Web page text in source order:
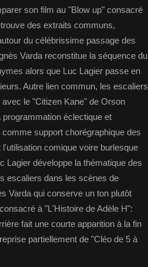
son film au "Blow up" consacré
des extraits communs,
du célébrissime passage des
Varda reconstitue la séquence du
alors que Luc Lagier passe en
Autre lien commun, les escaliers
le "Citizen Kane" de Orson
éclectique et
support chorégraphique des
comique voire burlesque
Lagier développe la thématique des
escaliers dans les scènes de
Varda qui conserve un ton plutôt
à "L'Histoire de Adèle H":
fait une courte apparition à la fin
partiellement de "Cléo de 5 à